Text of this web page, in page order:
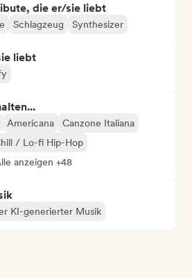
die er/sie liebt
Schlagzeug Synthesizer
liebt
Americana
Canzone Italiana
/ Lo-fi Hip-Hop
anzeigen +48
KI-generierter Musik